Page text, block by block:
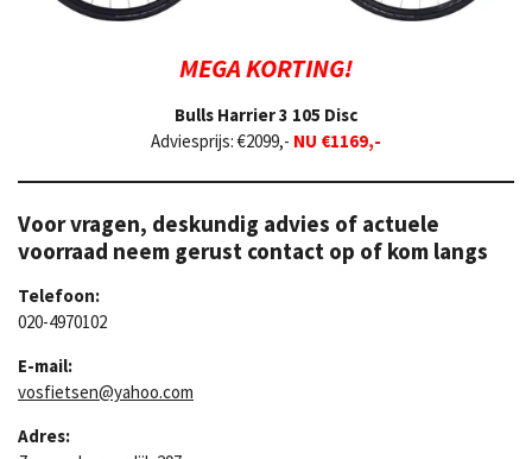
MEGA KORTING!
Bulls Harrier 3 105 Disc
Adviesprijs: €2099,- NU €1169,-
Voor vragen, deskundig advies of actuele
voorraad neem gerust contact op of kom langs
Telefoon:
020-4970102
E-mail:
vosfietsen@yahoo.com
Adres: